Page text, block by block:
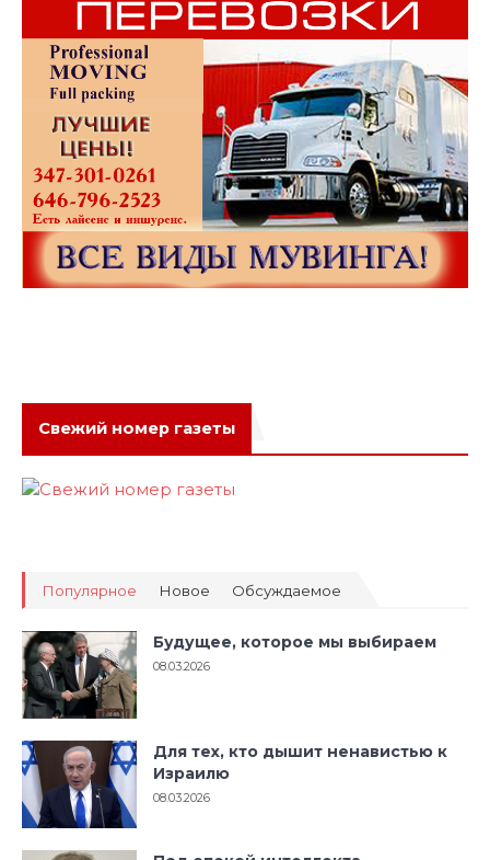
Свежий номер газеты
Популярное Новое Обсуждаемое
Будущее, которое мы выбираем
08.03.2026
Для тех, кто дышит ненавистью к
Израилю
08.03.2026